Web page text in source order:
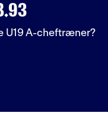
U19 A-cheftræner?